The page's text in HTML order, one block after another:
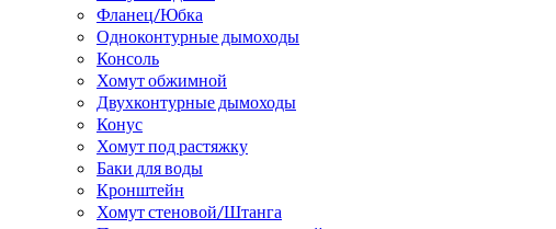
Фланец/Юбка
Одноконтурные дымоходы
Консоль
Хомут обжимной
Двухконтурные дымоходы
Конус
Хомут под растяжку
Баки для воды
Кронштейн
Хомут стеновой/Штанга